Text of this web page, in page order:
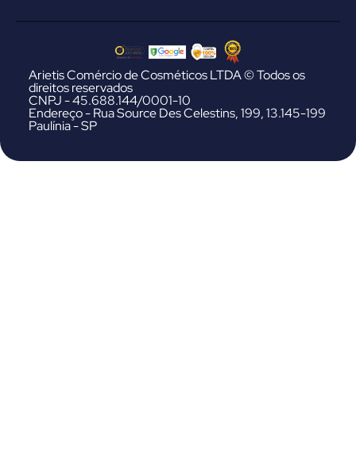
Arietis Comércio de Cosméticos LTDA © Todos os
direitos reservados
CNPJ - 45.688.144/0001-10
Endereço - Rua Source Des Celestins, 199, 13.145-199
Paulínia - SP